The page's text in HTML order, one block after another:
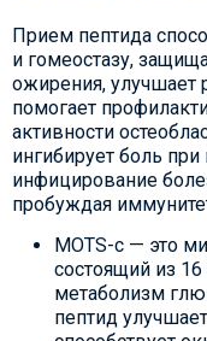
Прием пептида
и гомеостазу,
ожирения, улучшает
помогает
активности
ингибирует боль
инфицирование
пробуждая
MOTS-c — это
состоящий из
метаболизм
пептид